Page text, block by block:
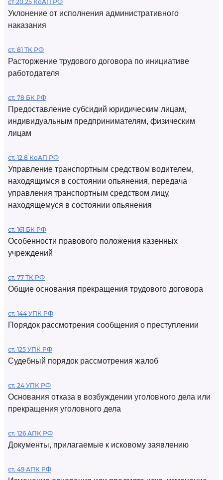
ст 20.25 КоАП РФ
Уклонение от исполнения административного
наказания
ст. 81 ТК РФ
Расторжение трудового договора по инициативе
работодателя
ст. 78 БК РФ
Предоставление субсидий юридическим лицам,
индивидуальным предпринимателям, физическим
лицам
ст. 12.8 КоАП РФ
Управление транспортным средством водителем,
находящимся в состоянии опьянения, передача
управления транспортным средством лицу,
находящемуся в состоянии опьянения
ст. 161 БК РФ
Особенности правового положения казенных
учреждений
ст. 77 ТК РФ
Общие основания прекращения трудового договора
ст. 144 УПК РФ
Порядок рассмотрения сообщения о преступлении
ст. 125 УПК РФ
Судебный порядок рассмотрения жалоб
ст. 24 УПК РФ
Основания отказа в возбуждении уголовного дела или
прекращения уголовного дела
ст. 126 АПК РФ
Документы, прилагаемые к исковому заявлению
ст. 49 АПК РФ